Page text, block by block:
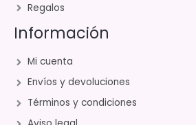
Regalos
Información
Mi cuenta
Envíos y devoluciones
Términos y condiciones